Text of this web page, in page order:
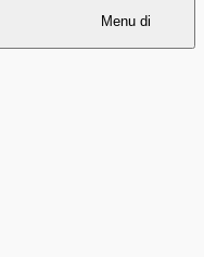
Menu di